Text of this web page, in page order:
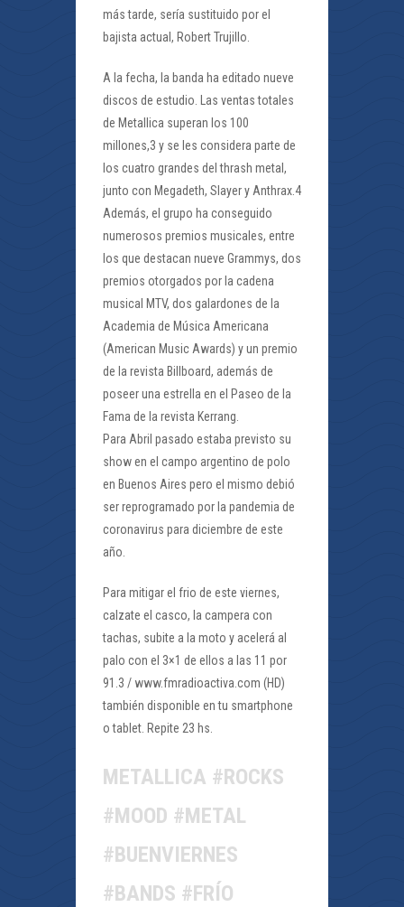
más tarde, sería sustituido por el
bajista actual, Robert Trujillo.
A la fecha, la banda ha editado nueve
discos de estudio. Las ventas totales
de Metallica superan los 100
millones,3 y se les considera parte de
los cuatro grandes del thrash metal,
junto con Megadeth, Slayer y Anthrax.4
Además, el grupo ha conseguido
numerosos premios musicales, entre
los que destacan nueve Grammys, dos
premios otorgados por la cadena
musical MTV, dos galardones de la
Academia de Música Americana
(American Music Awards) y un premio
de la revista Billboard, además de
poseer una estrella en el Paseo de la
Fama de la revista Kerrang.
Para Abril pasado estaba previsto su
show en el campo argentino de polo
en Buenos Aires pero el mismo debió
ser reprogramado por la pandemia de
coronavirus para diciembre de este
año.
Para mitigar el frio de este viernes,
calzate el casco, la campera con
tachas, subite a la moto y acelerá al
palo con el 3×1 de ellos a las 11 por
91.3 / www.fmradioactiva.com (HD)
también disponible en tu smartphone
o tablet. Repite 23 hs.
METALLICA #ROCKS
#MOOD #METAL
#BUENVIERNES
#BANDS #FRÍO